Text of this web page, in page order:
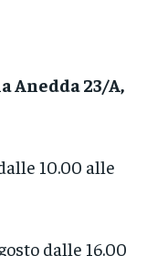
Anedda 23/A,
10.00 alle
dalle 16.00